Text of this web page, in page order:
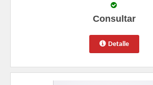
Consultar
Detalle